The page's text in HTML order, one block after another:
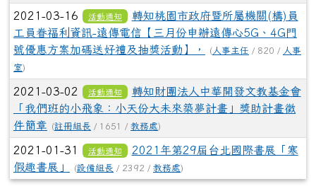
2021-03-16 活動通知
轉知桃園市政府暨所屬機關(構)員
工員眷福利資訊-遠傳電信【三月份申辦遠傳心5G、4G門
號優惠方案加碼送好禮及抽獎活動】，
( 人事主任 / 820 / 人事
室)
2021-03-02 活動通知
轉知財團法人中華開發文教基金會
「我們班的小飛象：小天份大未來築夢計畫」獎助計畫徵
件簡章
(註冊組長 / 1651 / 教務處)
2021-01-31 活動通知
2021年第29屆台北國際書展「寒
假趣書展」
(設備組長 / 2392 / 教務處)